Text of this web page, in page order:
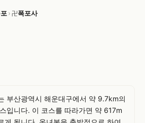
› 卍폭포사
부산광역시 해운대구에서 약 9.7km의
입니다. 이 코스를 따라가면 약 617m